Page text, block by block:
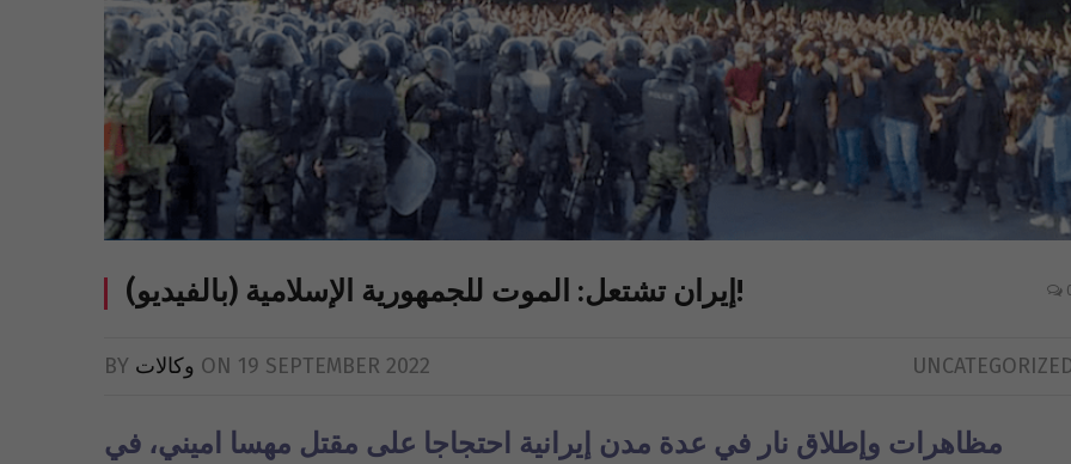
(بالفيديو) إيران تشتعل: الموت للجمهورية الإسلامية!
BY وكالات ON 19 SEPTEMBER 2022
مظاهرات وإطلاق نار في عدة مدن إيرانية احتجاجا على مقتل مهسا اميني، في